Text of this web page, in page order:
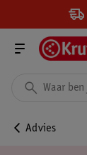
Advies